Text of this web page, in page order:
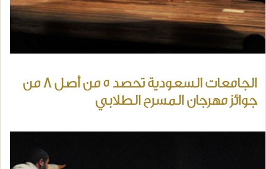
الجامعات السعودية تحصد 5 من أصل 8 من
جوائز مهرجان المسرح الطلابي